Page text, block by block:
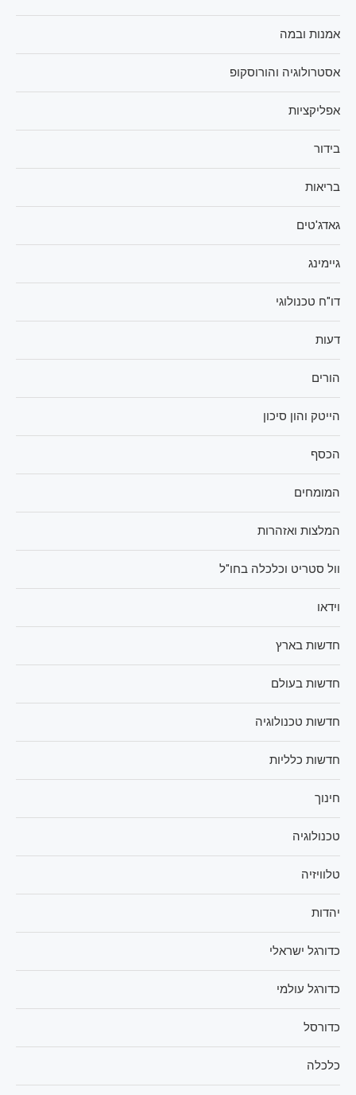
אמנות ובמה
אסטרולוגיה והורוסקופ
אפליקציות
בידור
בריאות
גאדג'טים
גיימינג
דו"ח טכנולוגי
דעות
הורים
הייטק והון סיכון
הכסף
המומחים
המלצות ואזהרות
וול סטריט וכלכלה בחו"ל
וידאו
חדשות בארץ
חדשות בעולם
חדשות טכנולוגיה
חדשות כלליות
חינוך
טכנולוגיה
טלוויזיה
יהדות
כדורגל ישראלי
כדורגל עולמי
כדורסל
כלכלה